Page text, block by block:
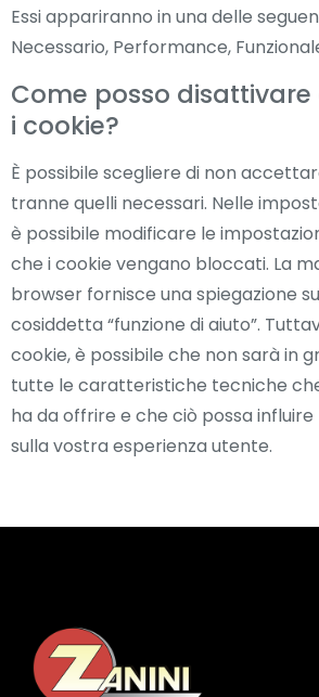
Essi appariranno in una delle
Necessario, Performance,
Come posso
i cookie?
È possibile scegliere di non
tranne quelli necessari. Nelle
è possibile modificare le
che i cookie vengano bloccati. La
browser fornisce una spiegazione
cosiddetta “funzione di aiuto”.
cookie, è possibile che non sarà in
tutte le caratteristiche tecniche
ha da offrire e che ciò possa
sulla vostra esperienza utente.